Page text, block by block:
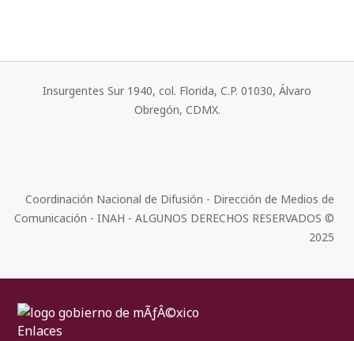
Insurgentes Sur 1940, col. Florida, C.P. 01030, Álvaro
Obregón, CDMX.
Coordinación Nacional de Difusión - Dirección de Medios de
Comunicación - INAH - ALGUNOS DERECHOS RESERVADOS ©
2025
Enlaces